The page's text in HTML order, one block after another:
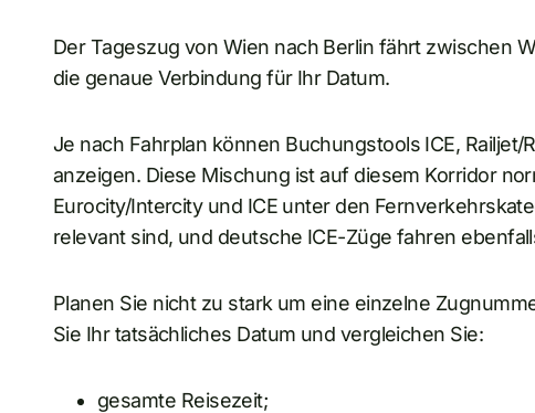
Der Tageszug von Wien nach Berlin fährt zwischen
die genaue Verbindung für Ihr Datum.
Je nach Fahrplan können Buchungstools ICE,
anzeigen. Diese Mischung ist auf diesem Korridor
Eurocity/Intercity und ICE unter den
relevant sind, und deutsche ICE-Züge fahren
Planen Sie nicht zu stark um eine einzelne
Sie Ihr tatsächliches Datum und vergleichen Sie:
gesamte Reisezeit;